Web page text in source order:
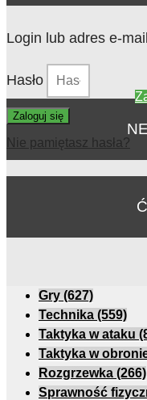
Login lub adres e-mail
Hasło
Zaloguj się
Nie pamiętasz hasła?
Gry (627)
Technika (559)
Taktyka w ataku
Taktyka w
Rozgrzewka (266)
Sprawność